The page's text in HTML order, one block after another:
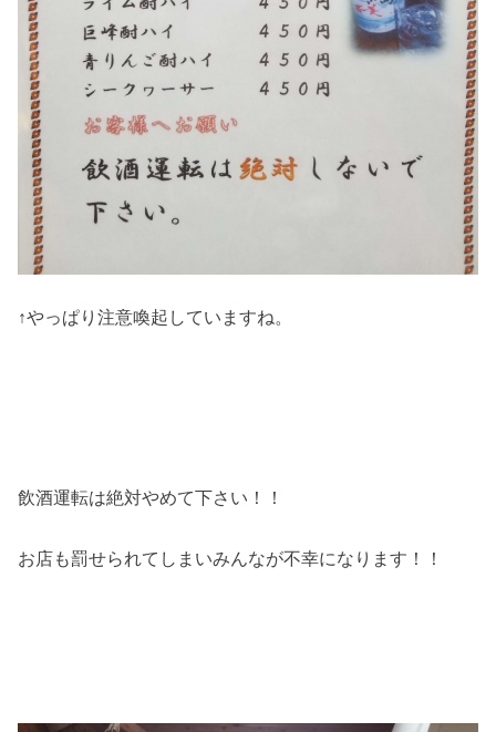
↑やっぱり注意喚起していますね。
飲酒運転は絶対やめて下さい！！
お店も罰せられてしまいみんなが不幸になります！！